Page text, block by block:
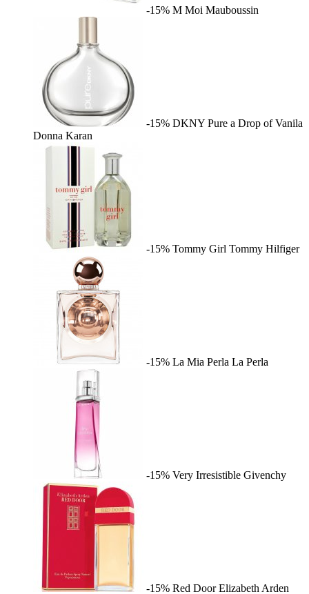
-15% M Moi Mauboussin
-15% DKNY Pure a Drop of Vanila
Donna Karan
-15% Tommy Girl Tommy Hilfiger
-15% La Mia Perla La Perla
-15% Very Irresistible Givenchy
-15% Red Door Elizabeth Arden